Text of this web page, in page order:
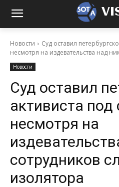
Новости
Суд оставил
несмотря на издевательства над
Новости
Суд оставил
активиста под
несмотря на
сотрудников
изолятора